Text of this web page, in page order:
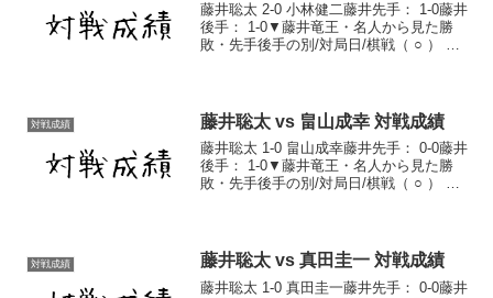
藤井聡太 2-0 小林健二藤井先手： 1-0藤井
後手： 1-0▼藤井竜王・名人から見た勝
敗・先手後手の別/対局日/棋戦（ ○ ） 後
対戦成績 藤井聡太 vs 畠山成幸 対戦成績
藤井聡太 1-0 畠山成幸藤井先手： 0-0藤井
後手： 1-0▼藤井竜王・名人から見た勝
敗・先手後手の別/対局日/棋戦（ ○ ） 後
対戦成績 藤井聡太 vs 真田圭一 対戦成績
藤井聡太 1-0 真田圭一藤井先手： 0-0藤井